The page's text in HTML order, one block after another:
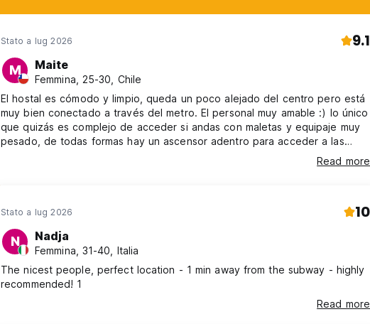
Stato a lug 2026 9.1
M Maite
Femmina, 25-30, Chile
El hostal es cómodo y limpio, queda un poco alejado del centro pero está
muy bien conectado a través del metro. El personal muy amable :) lo único
que quizás es complejo de acceder si andas con maletas y equipaje muy
pesado, de todas formas hay un ascensor adentro para acceder a las
Read more
Stato a lug 2026 10
N Nadja
Femmina, 31-40, Italia
The nicest people, perfect location - 1 min away from the subway - highly
recommended! 1
Read more